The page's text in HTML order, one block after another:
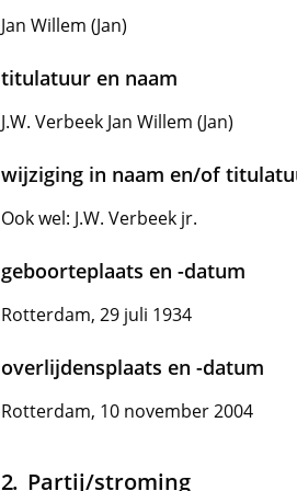
Jan Willem (Jan)
titulatuur en naam
J.W. Verbeek Jan Willem (Jan)
wijziging in naam en/of
Ook wel: J.W. Verbeek jr.
geboorteplaats en -datum
Rotterdam, 29 juli 1934
overlijdensplaats en -datum
Rotterdam, 10 november 2004
Partij/stroming